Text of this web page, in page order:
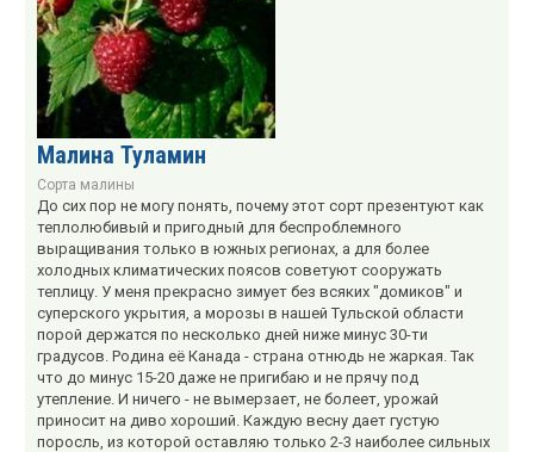
Малина Туламин
Сорта малины
До сих пор не могу понять, почему этот сорт презентуют как
теплолюбивый и пригодный для беспроблемного
выращивания только в южных регионах, а для более
холодных климатических поясов советуют сооружать
теплицу. У меня прекрасно зимует без всяких "домиков" и
суперского укрытия, а морозы в нашей Тульской области
порой держатся по несколько дней ниже минус 30-ти
градусов. Родина её Канада - страна отнюдь не жаркая. Так
что до минус 15-20 даже не пригибаю и не прячу под
утепление. И ничего - не вымерзает, не болеет, урожай
приносит на диво хороший. Каждую весну дает густую
поросль, из которой оставляю только 2-3 наиболее сильных